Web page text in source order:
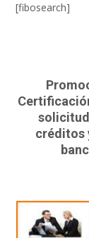
[fibosearch]
créditos